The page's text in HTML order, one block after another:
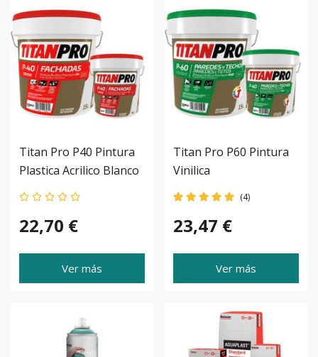
Titan Pro P40 Pintura
Plastica Acrilico Blanco
22,70 €
Ver más
Titan Pro P60 Pintura
Vinilica
(4)
23,47 €
Ver más